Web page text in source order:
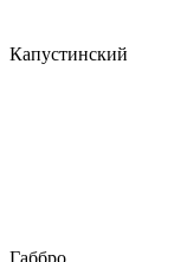
Капустинский